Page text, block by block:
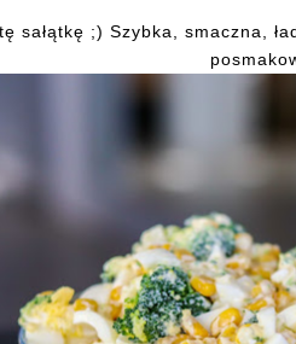
sałątkę ;) Szybka, smaczna,